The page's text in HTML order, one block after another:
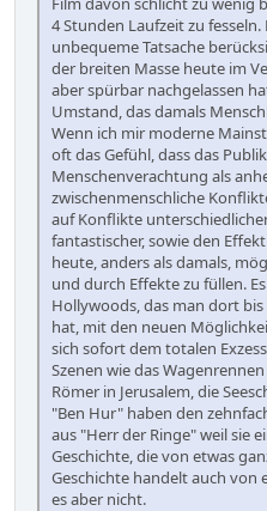
4 Stunden Laufzeit zu
unbequeme Tatsache
der breiten Masse heute im
aber spürbar nachgelassen
Umstand, das damals
Wenn ich mir moderne
oft das Gefühl, dass das
Menschenverachtung als
zwischenmenschliche
auf Konflikte
fantastischer, sowie den
heute, anders als damals,
und durch Effekte zu füllen.
Hollywoods, das man dort
hat, mit den neuen
sich sofort dem totalen
Szenen wie das
Römer in Jerusalem, die
"Ben Hur" haben den
aus "Herr der Ringe" weil sie
Geschichte, die von etwas
Geschichte handelt auch
es aber nicht.